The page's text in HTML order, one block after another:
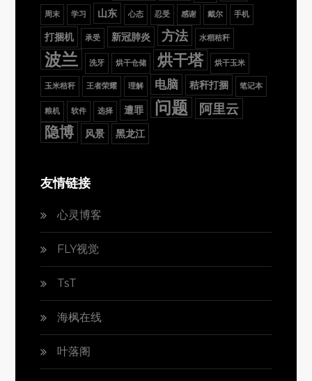
周末 学习 山东 心态 忍受 感谢 戴尔 手机
打捆机 承受 新冠肺炎 方法 水稻秸秆
波兰 洗牙 烘干仓储 烘干塔 烘干玉米
玉米秸秆 王者荣耀 理解 电脑 秸秆打捆 笔记本
粮机 软件 选择 遭罪 问题 阿里云
隐博 风景 黑龙江
友情链接
心灵博客
FLY视觉
TsT
海枫在线
叶落阁